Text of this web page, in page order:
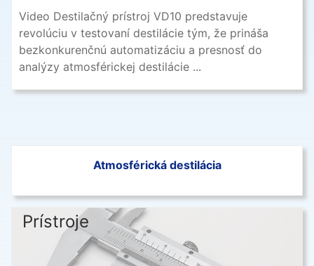
Video Destilačný prístroj VD10 predstavuje
revolúciu v testovaní destilácie tým, že prináša
bezkonkurenčnú automatizáciu a presnosť do
analýzy atmosférickej destilácie ...
Atmosférická destilácia
Prístroje